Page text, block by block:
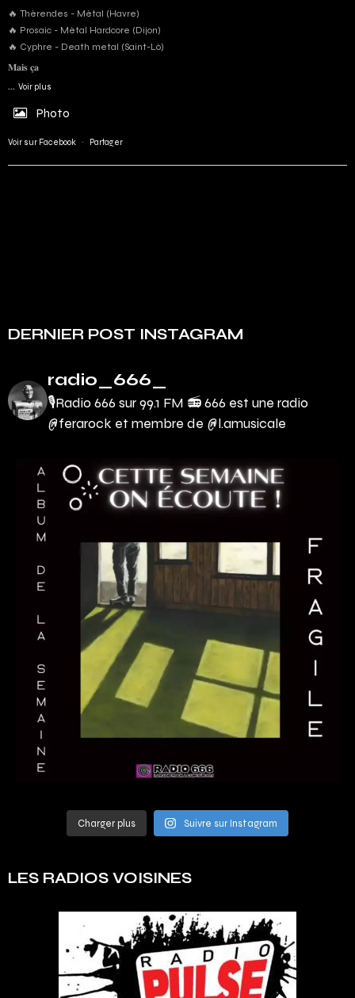
🔥 Thérendes - Métal (Havre)
🔥 Prosaic - Métal Hardcore (Dijon)
🔥 Cyphre - Death metal (Saint-Lô)
𝐌𝐚𝐢𝐬 𝐜̧𝐚
... Voir plus
Photo
Voir sur Facebook · Partager
DERNIER POST INSTAGRAM
radio_666_
🎙Radio 666 sur 99.1 FM 📻666 est une radio
@ferarock et membre de @l.amusicale
Charger plus Suivre sur Instagram
LES RADIOS VOISINES